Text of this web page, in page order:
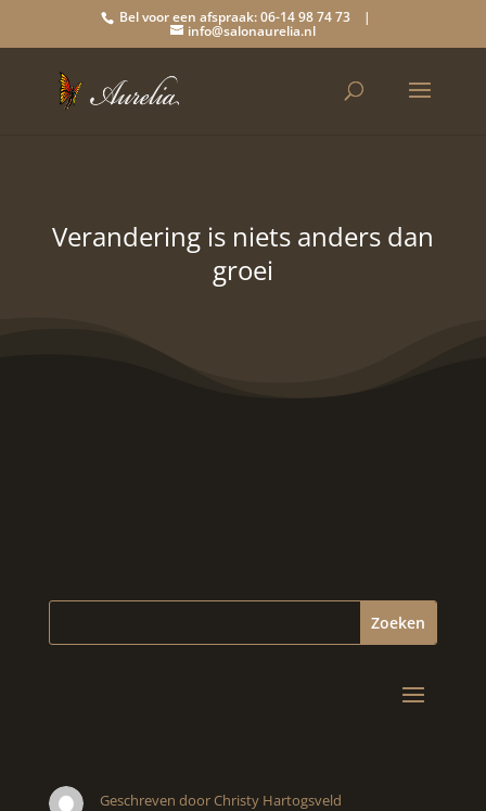
Bel voor een afspraak: 06-14 98 74 73 |
info@salonaurelia.nl
Verandering is niets anders dan
groei
Geschreven door Christy Hartogsveld